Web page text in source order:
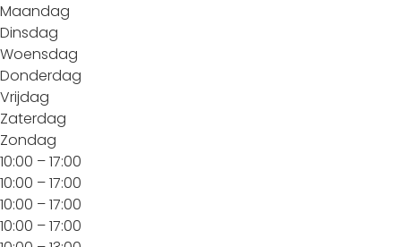
Maandag
Dinsdag
Woensdag
Donderdag
Vrijdag
Zaterdag
Zondag
10:00 – 17:00
10:00 – 17:00
10:00 – 17:00
10:00 – 17:00